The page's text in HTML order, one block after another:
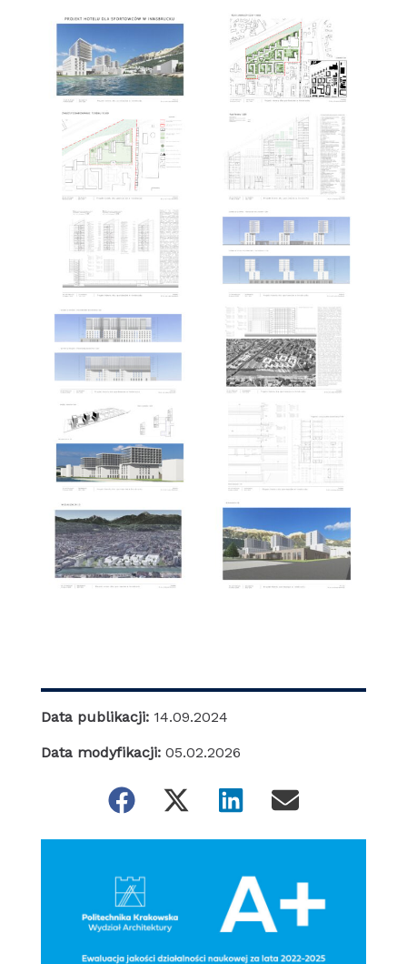
Data publikacji: 14.09.2024
Data modyfikacji: 05.02.2026